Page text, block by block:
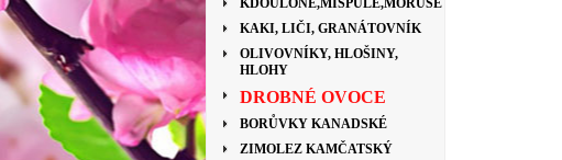
KDOULONĚ,MIŠPULE,MORUŠE
KAKI, LIČI, GRANÁTOVNÍK
OLIVOVNÍKY, HLOŠINY,
HLOHY
DROBNÉ OVOCE
BORŮVKY KANADSKÉ
ZIMOLEZ KAMČATSKÝ